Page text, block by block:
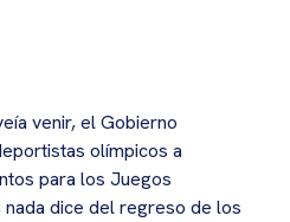
venir, el Gobierno
olímpicos a
para los Juegos
dice del regreso de los